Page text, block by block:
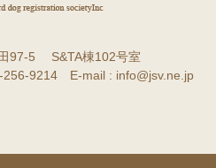
97-5 S&TA棟102号室
9214 E-mail : info@jsv.ne.jp